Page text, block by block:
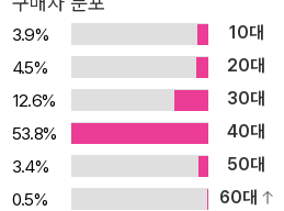
3.9% 10대
4.5%
20대
12.6%
30대
53.8%
40대
3.4%
50대
0.5%
60대